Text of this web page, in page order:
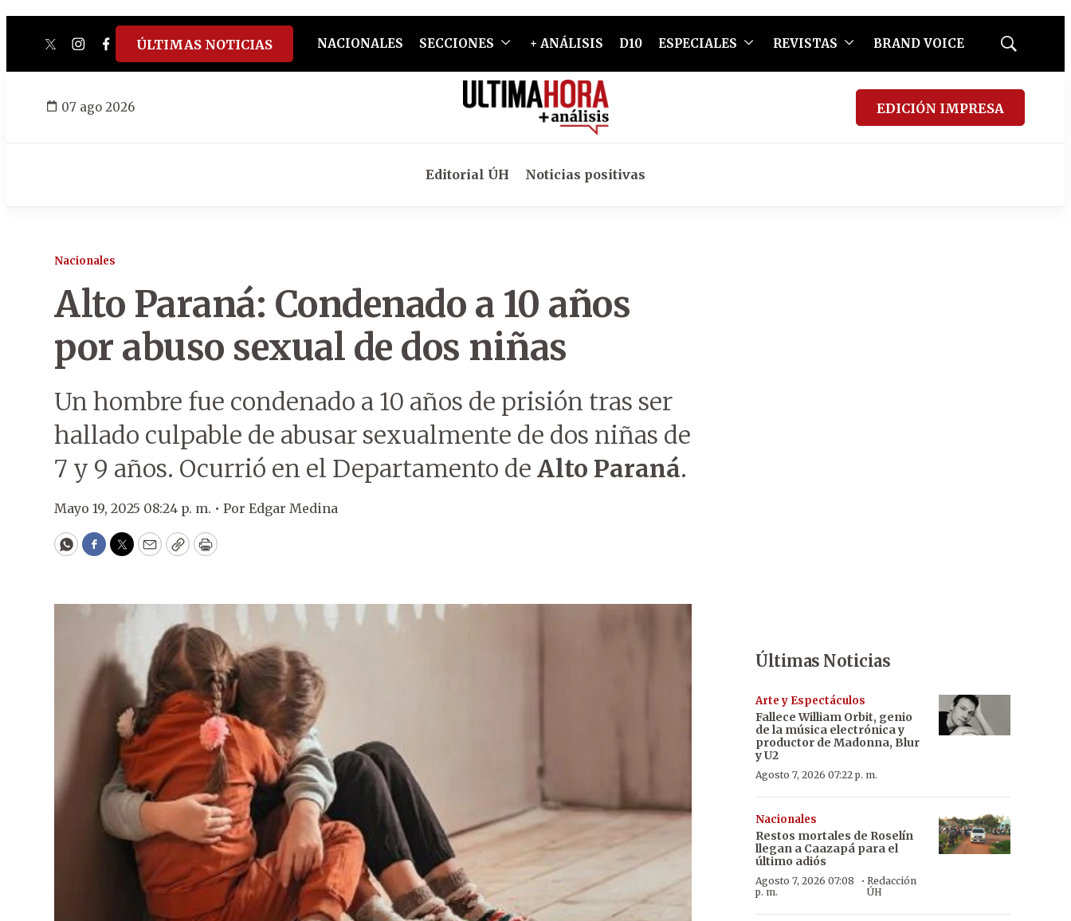
twitterinstagram
facebook
tiktokyoutube
spotify
ÚLTIMAS NOTICIAS NACIONALES SECCIONES + ANÁLISIS D10 ESPECIALES REVISTAS BRAND VOICE
Mostrar
07 ago 2026 EDICIÓN IMPRESA
Editorial ÚH Noticias positivas
Nacionales
Alto Paraná: Condenado a 10 años
por abuso sexual de dos niñas
Un hombre fue condenado a 10 años de prisión tras ser
hallado culpable de abusar sexualmente de dos niñas de
7 y 9 años. Ocurrió en el Departamento de Alto Paraná.
Mayo 19, 2025 08:24 p. m. • Por Edgar Medina
WhatsApp
Facebook
Twitter
EmailCopyPrint
Últimas Noticias
Arte y Espectáculos
Fallece William Orbit, genio
de la música electrónica y
productor de Madonna, Blur
y U2
Agosto 7, 2026 07:22 p. m.
Nacionales
Restos mortales de Roselín
llegan a Caazapá para el
último adiós
Agosto 7, 2026 07:08
p. m.
· Redacción
ÚH